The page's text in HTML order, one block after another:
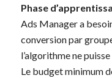
Phase
Ads Manager a
conversion par
l’algorithme ne
Le budget minimum